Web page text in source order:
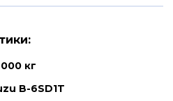
000 кг
B-6SD1T